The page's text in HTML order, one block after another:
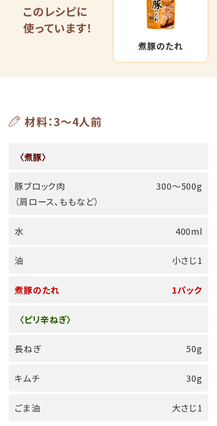
このレシピに
使っています！
煮豚のたれ
材料：3～4人前
〈煮豚〉
豚ブロック肉
（肩ロース、ももなど）
300～500g
水 400ml
油 小さじ1
煮豚のたれ 1パック
〈ピリ辛ねぎ〉
長ねぎ 50g
キムチ 30g
ごま油 大さじ1